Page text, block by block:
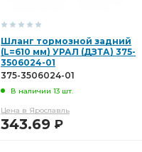
Шланг тормозной задний
(L=610 мм) УРАЛ (ДЗТА) 375-
3506024-01
375-3506024-01
В наличии 13 шт.
Цена в Ярославль
343.69 Р